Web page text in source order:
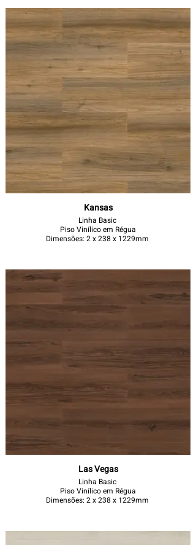
Kansas
Linha Basic
Piso Vinílico em Régua
Dimensões: 2 x 238 x 1229mm
Las Vegas
Linha Basic
Piso Vinílico em Régua
Dimensões: 2 x 238 x 1229mm